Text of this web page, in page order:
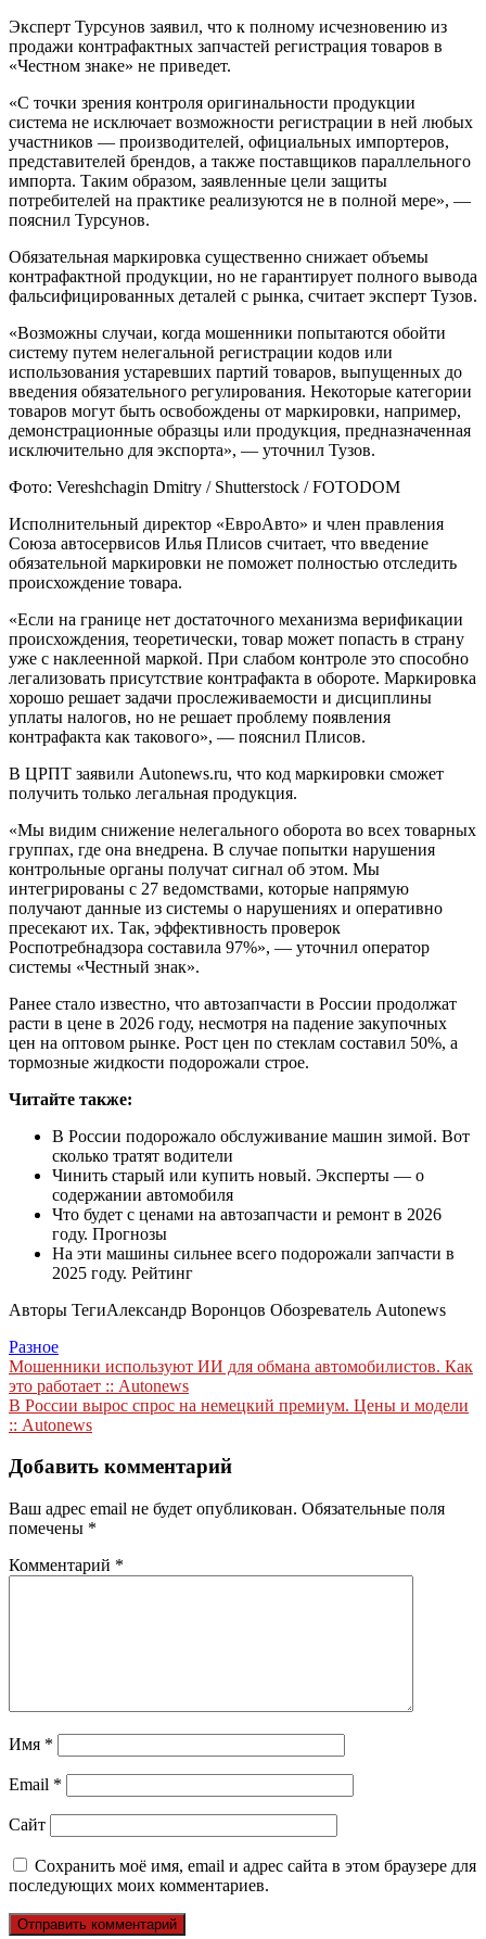
Эксперт Турсунов заявил, что к полному исчезновению из
продажи контрафактных запчастей регистрация товаров в
«Честном знаке» не приведет.
«С точки зрения контроля оригинальности продукции
система не исключает возможности регистрации в ней любых
участников — производителей, официальных импортеров,
представителей брендов, а также поставщиков параллельного
импорта. Таким образом, заявленные цели защиты
потребителей на практике реализуются не в полной мере», —
пояснил Турсунов.
Обязательная маркировка существенно снижает объемы
контрафактной продукции, но не гарантирует полного вывода
фальсифицированных деталей с рынка, считает эксперт Тузов.
«Возможны случаи, когда мошенники попытаются обойти
систему путем нелегальной регистрации кодов или
использования устаревших партий товаров, выпущенных до
введения обязательного регулирования. Некоторые категории
товаров могут быть освобождены от маркировки, например,
демонстрационные образцы или продукция, предназначенная
исключительно для экспорта», — уточнил Тузов.
Фото: Vereshchagin Dmitry / Shutterstock / FOTODOM
Исполнительный директор «ЕвроАвто» и член правления
Союза автосервисов Илья Плисов считает, что введение
обязательной маркировки не поможет полностью отследить
происхождение товара.
«Если на границе нет достаточного механизма верификации
происхождения, теоретически, товар может попасть в страну
уже с наклеенной маркой. При слабом контроле это способно
легализовать присутствие контрафакта в обороте. Маркировка
хорошо решает задачи прослеживаемости и дисциплины
уплаты налогов, но не решает проблему появления
контрафакта как такового», — пояснил Плисов.
В ЦРПТ заявили Autonews.ru, что код маркировки сможет
получить только легальная продукция.
«Мы видим снижение нелегального оборота во всех товарных
группах, где она внедрена. В случае попытки нарушения
контрольные органы получат сигнал об этом. Мы
интегрированы с 27 ведомствами, которые напрямую
получают данные из системы о нарушениях и оперативно
пресекают их. Так, эффективность проверок
Роспотребнадзора составила 97%», — уточнил оператор
системы «Честный знак».
Ранее стало известно, что автозапчасти в России продолжат
расти в цене в 2026 году, несмотря на падение закупочных
цен на оптовом рынке. Рост цен по стеклам составил 50%, а
тормозные жидкости подорожали строе.
Читайте также:
В России подорожало обслуживание машин зимой. Вот
сколько тратят водители
Чинить старый или купить новый. Эксперты — о
содержании автомобиля
Что будет с ценами на автозапчасти и ремонт в 2026
году. Прогнозы
На эти машины сильнее всего подорожали запчасти в
2025 году. Рейтинг
Авторы ТегиАлександр Воронцов Обозреватель Autonews
Разное
Навигация
по
записям
Мошенники используют ИИ для обмана автомобилистов. Как
это работает :: Autonews
В России вырос спрос на немецкий премиум. Цены и модели
:: Autonews
Добавить комментарий
Ваш адрес email не будет опубликован. Обязательные поля
помечены *
Комментарий *
Имя *
Email *
Сайт
Сохранить моё имя, email и адрес сайта в этом браузере для
последующих моих комментариев.